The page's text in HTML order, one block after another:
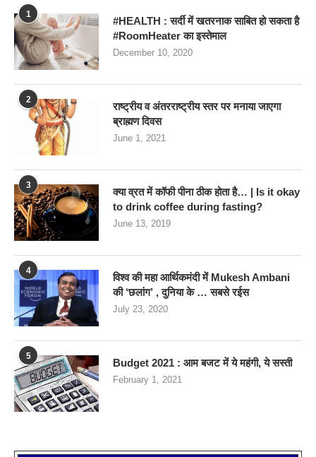
1
#HEALTH : सर्दी में खतरनाक साबित हो सकता है
#RoomHeater का इस्तेमाल
December 10, 2020
2
राष्ट्रीय व अंतरराष्ट्रीय स्तर पर मनाया जाएगा
ब्राह्मण दिवस
June 1, 2021
3
क्या व्रत में कॉफी पीना ठीक होता है… | Is it okay
to drink coffee during fasting?
June 13, 2019
4
विश्व की महा आर्थिकमंदी में Mukesh Ambani
की ‘छलांग’ , दुनिया के … सबसे रईस
July 23, 2020
5
Budget 2021 : आम बजट में ये महंगी, ये सस्‍ती
February 1, 2021